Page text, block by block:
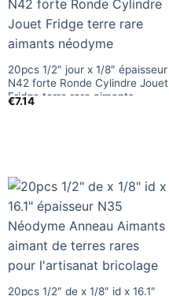
20pcs 1/2″ jour x 1/8″ épaisseur
N42 forte Ronde Cylindre Jouet
Fridge terre rare aimants
€7.14
20pcs 1/2″ de x 1/8″ id x 16.1″